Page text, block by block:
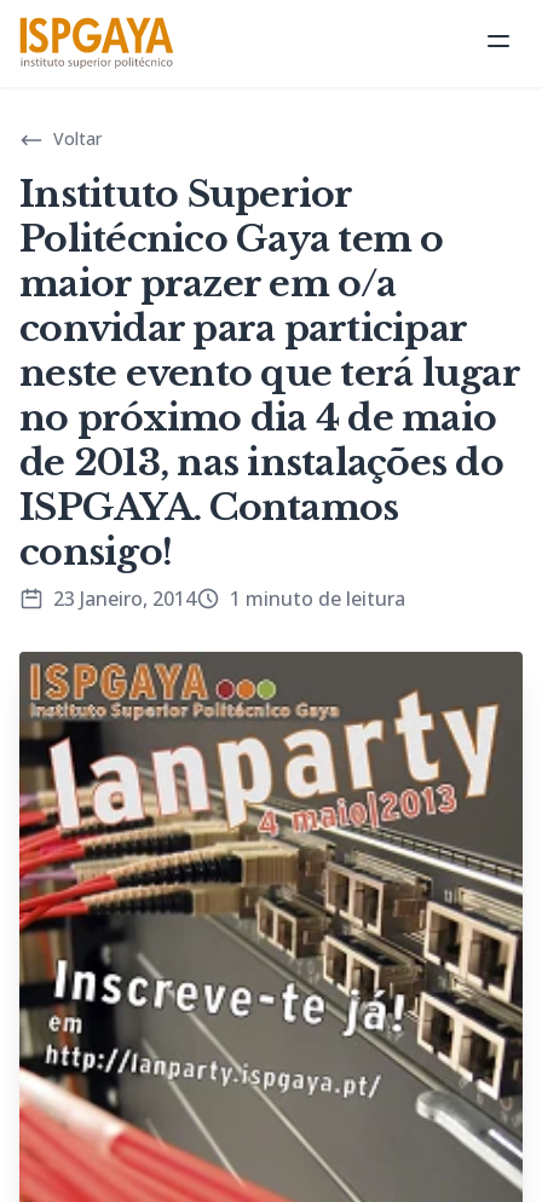
Voltar
Instituto Superior
Politécnico Gaya tem o
maior prazer em o/a
convidar para participar
neste evento que terá lugar
no próximo dia 4 de maio
de 2013, nas instalações do
ISPGAYA. Contamos
consigo!
23 Janeiro, 2014 1 minuto de leitura